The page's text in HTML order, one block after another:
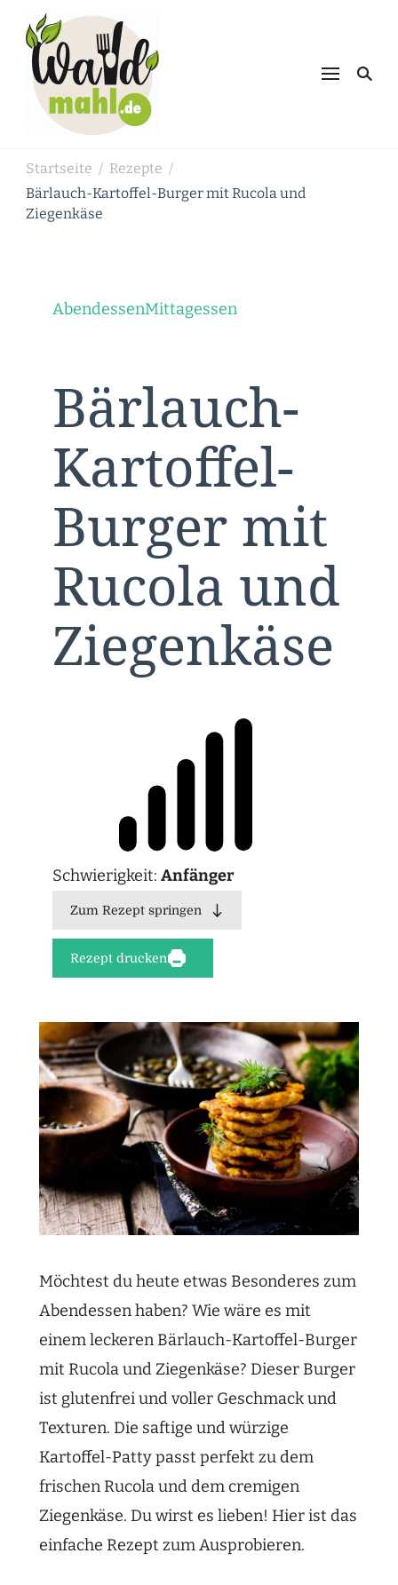
Schnabulieren, was die Natur einem
Startseite / Rezepte /
Bärlauch-Kartoffel-Burger mit Rucola und
Ziegenkäse
AbendessenMittagessen
Bärlauch-
Kartoffel-
Burger mit
Rucola und
Ziegenkäse
Schwierigkeit: Anfänger
Zum Rezept springen
Rezept drucken
Möchtest du heute etwas Besonderes zum
Abendessen haben? Wie wäre es mit
einem leckeren Bärlauch-Kartoffel-Burger
mit Rucola und Ziegenkäse? Dieser Burger
ist glutenfrei und voller Geschmack und
Texturen. Die saftige und würzige
Kartoffel-Patty passt perfekt zu dem
frischen Rucola und dem cremigen
Ziegenkäse. Du wirst es lieben! Hier ist das
einfache Rezept zum Ausprobieren.